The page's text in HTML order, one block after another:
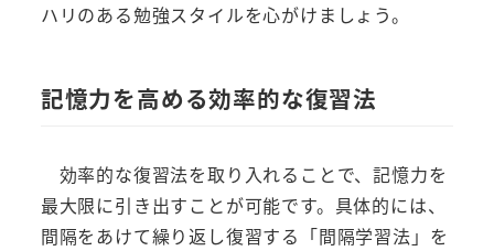
ハリのある勉強スタイルを心がけましょう。
記憶力を高める効率的な復習法
効率的な復習法を取り入れることで、記憶力を
最大限に引き出すことが可能です。具体的には、
間隔をあけて繰り返し復習する「間隔学習法」を